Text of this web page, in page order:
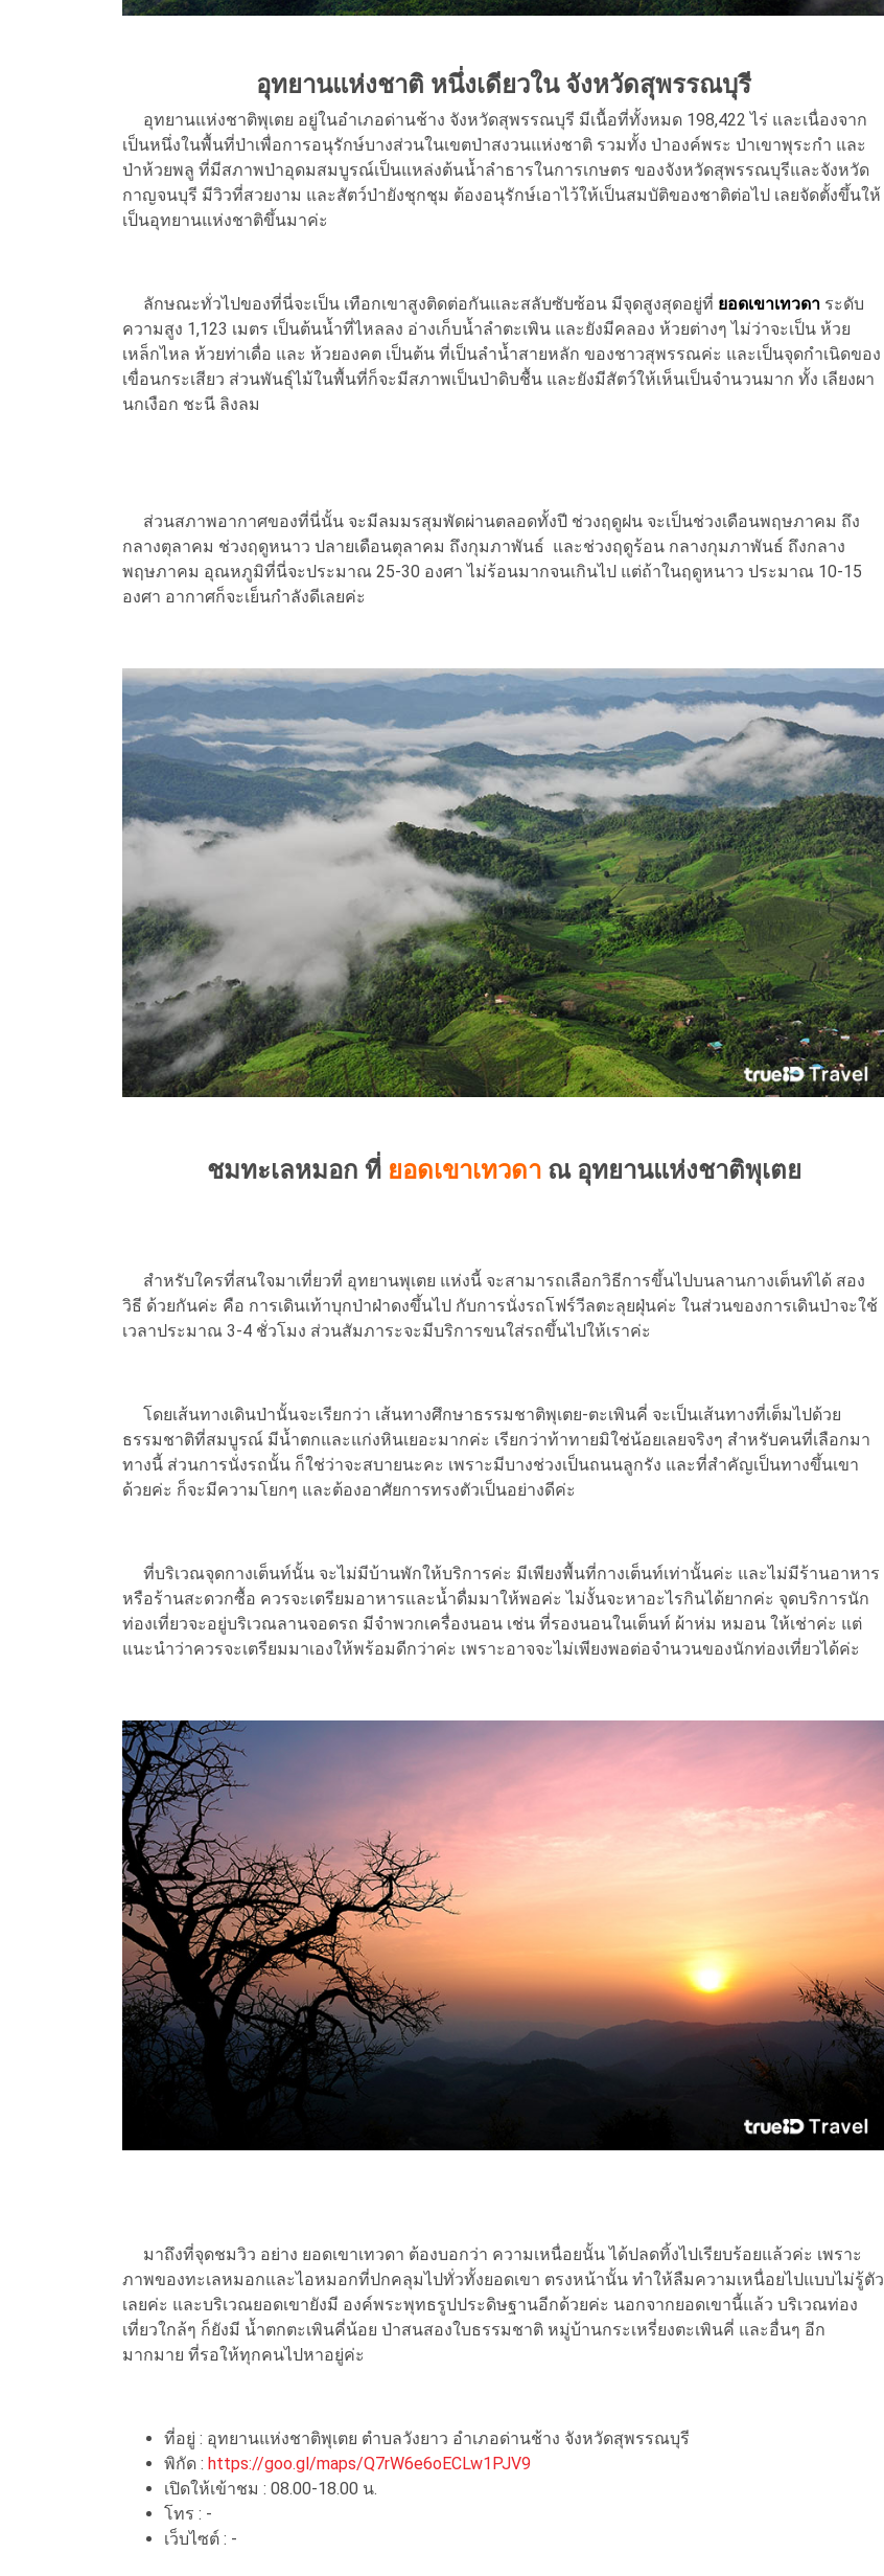
อุทยานแห่งชาติ หนึ่งเดียวใน จังหวัดสุพรรณบุรี
อุทยานแห่งชาติพุเตย อยู่ในอำเภอด่านช้าง จังหวัดสุพรรณบุรี มีเนื้อที่ทั้งหมด 198,422 ไร่ และเนื่องจาก
เป็นหนึ่งในพื้นที่ป่าเพื่อการอนุรักษ์บางส่วนในเขตป่าสงวนแห่งชาติ รวมทั้ง ป่าองค์พระ ป่าเขาพุระกำ และ
ป่าห้วยพลู ที่มีสภาพป่าอุดมสมบูรณ์เป็นแหล่งต้นน้ำลำธารในการเกษตร ของจังหวัดสุพรรณบุรีและจังหวัด
กาญจนบุรี มีวิวที่สวยงาม และสัตว์ป่ายังชุกชุม ต้องอนุรักษ์เอาไว้ให้เป็นสมบัติของชาติต่อไป เลยจัดตั้งขึ้นให้
เป็นอุทยานแห่งชาติขึ้นมาค่ะ
ลักษณะทั่วไปของที่นี่จะเป็น เทือกเขาสูงติดต่อกันและสลับซับซ้อน มีจุดสูงสุดอยู่ที่ ยอดเขาเทวดา ระดับ
ความสูง 1,123 เมตร เป็นต้นน้ำที่ไหลลง อ่างเก็บน้ำลำตะเพิน และยังมีคลอง ห้วยต่างๆ ไม่ว่าจะเป็น ห้วย
เหล็กไหล ห้วยท่าเดื่อ และ ห้วยองคต เป็นต้น ที่เป็นลำน้ำสายหลัก ของชาวสุพรรณค่ะ และเป็นจุดกำเนิดของ
เขื่อนกระเสียว ส่วนพันธุ์ไม้ในพื้นที่ก็จะมีสภาพเป็นป่าดิบชื้น และยังมีสัตว์ให้เห็นเป็นจำนวนมาก ทั้ง เลียงผา
นกเงือก ชะนี ลิงลม
ส่วนสภาพอากาศของที่นี่นั้น จะมีลมมรสุมพัดผ่านตลอดทั้งปี ช่วงฤดูฝน จะเป็นช่วงเดือนพฤษภาคม ถึง
กลางตุลาคม ช่วงฤดูหนาว ปลายเดือนตุลาคม ถึงกุมภาพันธ์ และช่วงฤดูร้อน กลางกุมภาพันธ์ ถึงกลาง
พฤษภาคม อุณหภูมิที่นี่จะประมาณ 25-30 องศา ไม่ร้อนมากจนเกินไป แต่ถ้าในฤดูหนาว ประมาณ 10-15
องศา อากาศก็จะเย็นกำลังดีเลยค่ะ
ชมทะเลหมอก ที่ ยอดเขาเทวดา ณ อุทยานแห่งชาติพุเตย
สำหรับใครที่สนใจมาเที่ยวที่ อุทยานพุเตย แห่งนี้ จะสามารถเลือกวิธีการขึ้นไปบนลานกางเต็นท์ได้ สอง
วิธี ด้วยกันค่ะ คือ การเดินเท้าบุกป่าฝ่าดงขึ้นไป กับการนั่งรถโฟร์วีลตะลุยฝุ่นค่ะ ในส่วนของการเดินป่าจะใช้
เวลาประมาณ 3-4 ชั่วโมง ส่วนสัมภาระจะมีบริการขนใส่รถขึ้นไปให้เราค่ะ
โดยเส้นทางเดินป่านั้นจะเรียกว่า เส้นทางศึกษาธรรมชาติพุเตย-ตะเพินคี่ จะเป็นเส้นทางที่เต็มไปด้วย
ธรรมชาติที่สมบูรณ์ มีน้ำตกและแก่งหินเยอะมากค่ะ เรียกว่าท้าทายมิใช่น้อยเลยจริงๆ สำหรับคนที่เลือกมา
ทางนี้ ส่วนการนั่งรถนั้น ก็ใช่ว่าจะสบายนะคะ เพราะมีบางช่วงเป็นถนนลูกรัง และที่สำคัญเป็นทางขึ้นเขา
ด้วยค่ะ ก็จะมีความโยกๆ และต้องอาศัยการทรงตัวเป็นอย่างดีค่ะ
ที่บริเวณจุดกางเต็นท์นั้น จะไม่มีบ้านพักให้บริการค่ะ มีเพียงพื้นที่กางเต็นท์เท่านั้นค่ะ และไม่มีร้านอาหาร
หรือร้านสะดวกซื้อ ควรจะเตรียมอาหารและน้ำดื่มมาให้พอค่ะ ไม่งั้นจะหาอะไรกินได้ยากค่ะ จุดบริการนัก
ท่องเที่ยวจะอยู่บริเวณลานจอดรถ มีจำพวกเครื่องนอน เช่น ที่รองนอนในเต็นท์ ผ้าห่ม หมอน ให้เช่าค่ะ แต่
แนะนำว่าควรจะเตรียมมาเองให้พร้อมดีกว่าค่ะ เพราะอาจจะไม่เพียงพอต่อจำนวนของนักท่องเที่ยวได้ค่ะ
มาถึงที่จุดชมวิว อย่าง ยอดเขาเทวดา ต้องบอกว่า ความเหนื่อยนั้น ได้ปลดทิ้งไปเรียบร้อยแล้วค่ะ เพราะ
ภาพของทะเลหมอกและไอหมอกที่ปกคลุมไปทั่วทั้งยอดเขา ตรงหน้านั้น ทำให้ลืมความเหนื่อยไปแบบไม่รู้ตัว
เลยค่ะ และบริเวณยอดเขายังมี องค์พระพุทธรูปประดิษฐานอีกด้วยค่ะ นอกจากยอดเขานี้แล้ว บริเวณท่อง
เที่ยวใกล้ๆ ก็ยังมี น้ำตกตะเพินคี่น้อย ป่าสนสองใบธรรมชาติ หมู่บ้านกระเหรี่ยงตะเพินคี่ และอื่นๆ อีก
มากมาย ที่รอให้ทุกคนไปหาอยู่ค่ะ
ที่อยู่ : อุทยานแห่งชาติพุเตย ตำบลวังยาว อำเภอด่านช้าง จังหวัดสุพรรณบุรี
พิกัด : https://goo.gl/maps/Q7rW6e6oECLw1PJV9
เปิดให้เข้าชม : 08.00-18.00 น.
โทร : -
เว็บไซต์ : -